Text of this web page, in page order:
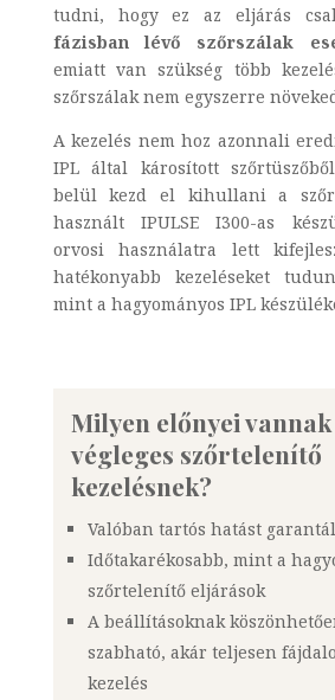
tudni, hogy ez az eljárás
fázisban lévő szőrszálak
emiatt van szükség több
szőrszálak nem egyszerre
A kezelés nem hoz azonnali
IPL által károsított
belül kezd el kihullani a
használt IPULSE I300-as
orvosi használatra lett
hatékonyabb kezeléseket
mint a hagyományos IPL
Milyen előnyei vannak
végleges szőrtelenítő
kezelésnek?
Valóban tartós hatást garantál
Időtakarékosabb, mint a
szőrtelenítő eljárások
A beállításoknak
szabható, akár teljesen
kezelés